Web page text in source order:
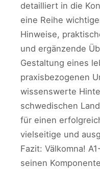
detailliert in die
eine Reihe
Hinweise,
und ergänzende
Gestaltung eines
praxisbezogenen
wissenswerte
schwedischen
für einen
vielseitige und
Fazit: Välkomna!
seinen